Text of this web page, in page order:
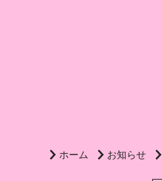
ホーム お知らせ